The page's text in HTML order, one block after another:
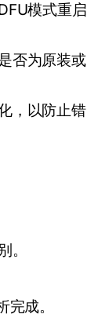
模式重启
否为原装或
，以防止错
。
成。